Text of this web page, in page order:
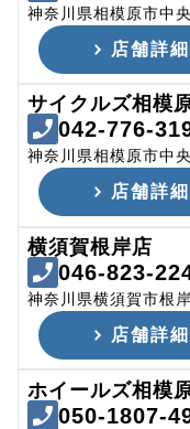
神奈川県相模原市中
店舗詳細
サイクルズ相模
042-776-
神奈川県相模原市中
店舗詳細
横須賀根岸店
046-823-
神奈川県横須賀市根
店舗詳細
ホイールズ相模
050-1807-